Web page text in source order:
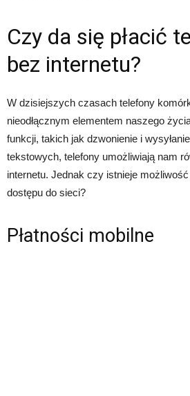
Czy da się płacić
bez internetu?
W dzisiejszych czasach telefony
nieodłącznym elementem naszego
funkcji, takich jak dzwonienie i
tekstowych, telefony umożliwiają nam
internetu. Jednak czy istnieje możliwość
dostępu do sieci?
Płatności mobilne